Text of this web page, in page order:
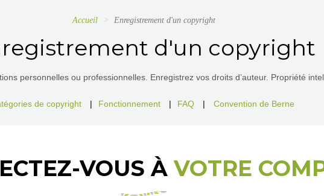
Accueil Enregistrement d'un copyright
d'un copyright
personnelles ou professionnelles. Enregistrez vos droits d’auteur. Propriété
de copyright | Fonctionnement | FAQ | Convention de Berne
VOUS ÀVOTRE